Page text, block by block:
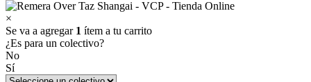
×
Se va a agregar 1 ítem a tu carrito
¿Es para un colectivo?
No
Sí